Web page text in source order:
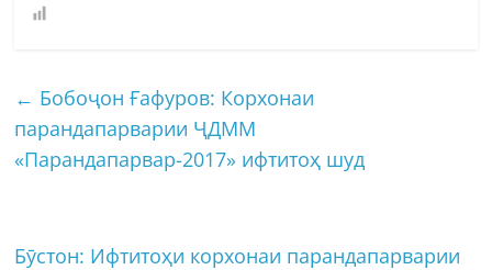
← Бобоҷон Ғафуров: Корхонаи
парандапарварии ҶДММ
«Парандапарвар-2017» ифтитоҳ шуд
Бӯстон: Ифтитоҳи корхонаи парандапарварии